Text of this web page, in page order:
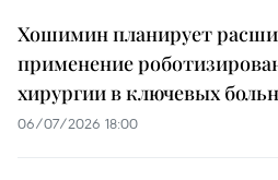
Хошимин планирует
применение
хирургии в ключевых
06/07/2026 18:00